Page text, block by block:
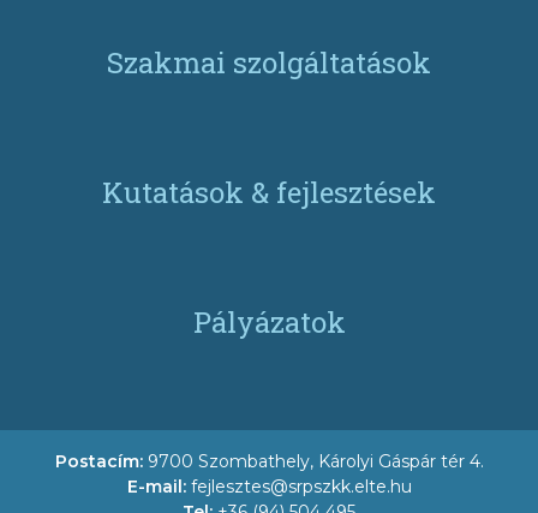
Szakmai szolgáltatások
Kutatások & fejlesztések
Pályázatok
Postacím: 9700 Szombathely, Károlyi Gáspár tér 4.
E-mail: fejlesztes@srpszkk.elte.hu